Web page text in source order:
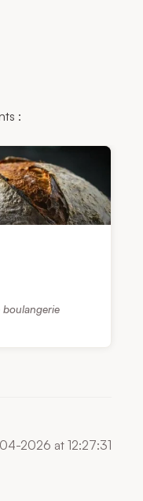
:
boulangerie
2026 at 12:27:31